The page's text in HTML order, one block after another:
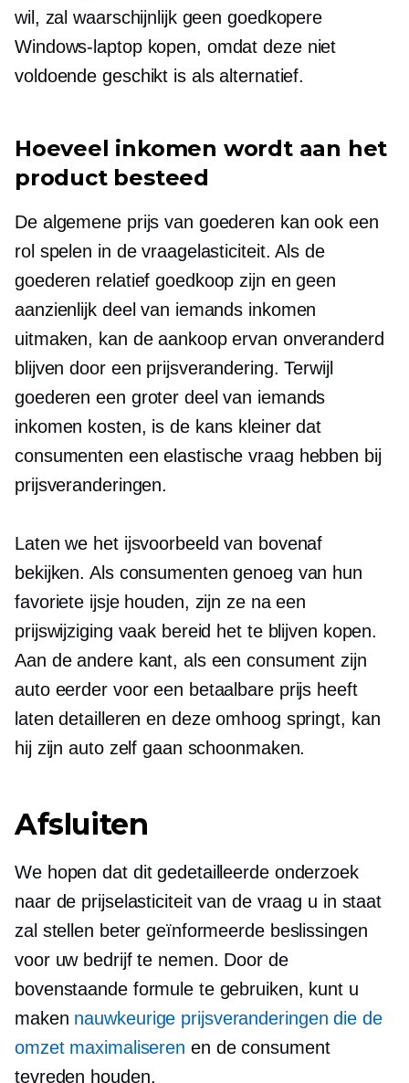
wil, zal waarschijnlijk geen goedkopere
Windows-laptop kopen, omdat deze niet
voldoende geschikt is als alternatief.
Hoeveel inkomen wordt aan het
product besteed
De algemene prijs van goederen kan ook een
rol spelen in de vraagelasticiteit. Als de
goederen relatief goedkoop zijn en geen
aanzienlijk deel van iemands inkomen
uitmaken, kan de aankoop ervan onveranderd
blijven door een prijsverandering. Terwijl
goederen een groter deel van iemands
inkomen kosten, is de kans kleiner dat
consumenten een elastische vraag hebben bij
prijsveranderingen.
Laten we het ijsvoorbeeld van bovenaf
bekijken. Als consumenten genoeg van hun
favoriete ijsje houden, zijn ze na een
prijswijziging vaak bereid het te blijven kopen.
Aan de andere kant, als een consument zijn
auto eerder voor een betaalbare prijs heeft
laten detailleren en deze omhoog springt, kan
hij zijn auto zelf gaan schoonmaken.
Afsluiten
We hopen dat dit gedetailleerde onderzoek
naar de prijselasticiteit van de vraag u in staat
zal stellen beter geïnformeerde beslissingen
voor uw bedrijf te nemen. Door de
bovenstaande formule te gebruiken, kunt u
maken nauwkeurige prijsveranderingen die de
omzet maximaliseren en de consument
tevreden houden.